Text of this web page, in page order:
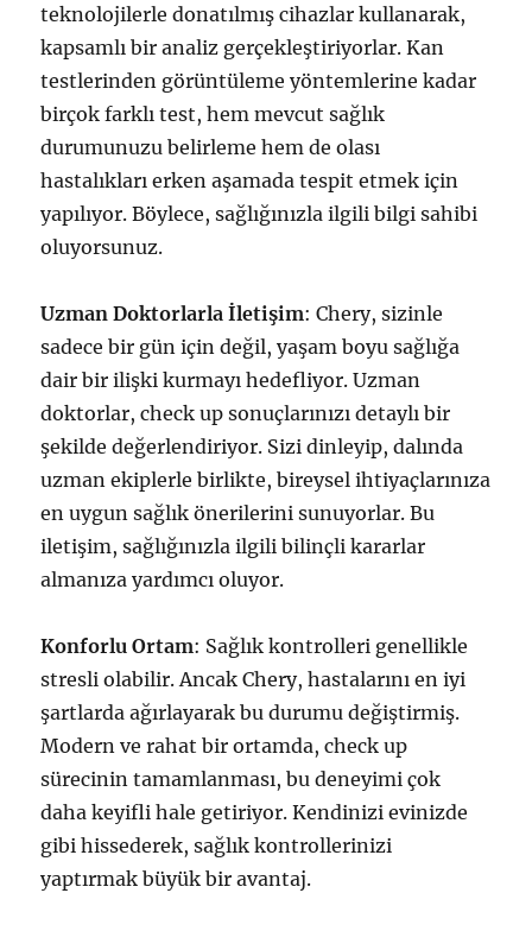
teknolojilerle donatılmış cihazlar kullanarak,
kapsamlı bir analiz gerçekleştiriyorlar. Kan
testlerinden görüntüleme yöntemlerine kadar
birçok farklı test, hem mevcut sağlık
durumunuzu belirleme hem de olası
hastalıkları erken aşamada tespit etmek için
yapılıyor. Böylece, sağlığınızla ilgili bilgi sahibi
oluyorsunuz.
Uzman Doktorlarla İletişim: Chery, sizinle
sadece bir gün için değil, yaşam boyu sağlığa
dair bir ilişki kurmayı hedefliyor. Uzman
doktorlar, check up sonuçlarınızı detaylı bir
şekilde değerlendiriyor. Sizi dinleyip, dalında
uzman ekiplerle birlikte, bireysel ihtiyaçlarınıza
en uygun sağlık önerilerini sunuyorlar. Bu
iletişim, sağlığınızla ilgili bilinçli kararlar
almanıza yardımcı oluyor.
Konforlu Ortam: Sağlık kontrolleri genellikle
stresli olabilir. Ancak Chery, hastalarını en iyi
şartlarda ağırlayarak bu durumu değiştirmiş.
Modern ve rahat bir ortamda, check up
sürecinin tamamlanması, bu deneyimi çok
daha keyifli hale getiriyor. Kendinizi evinizde
gibi hissederek, sağlık kontrollerinizi
yaptırmak büyük bir avantaj.